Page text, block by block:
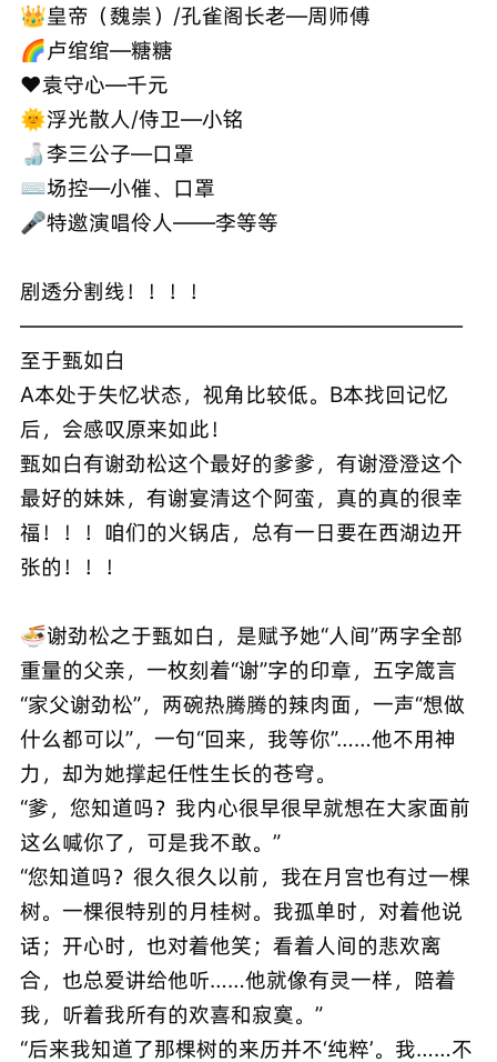
👑皇帝（魏崇）/孔雀阁长老—周师傅
🌈卢绾绾—糖糖
❤️袁守心—千元
🌞浮光散人/侍卫—小铭
🍶李三公子—口罩
⌨️场控—小催、口罩
🎤特邀演唱伶人——李等等
剧透分割线！！！！
—————————————————————
至于甄如白
A本处于失忆状态，视角比较低。B本找回记忆
后，会感叹原来如此！
甄如白有谢劲松这个最好的爹爹，有谢澄澄这个
最好的妹妹，有谢宴清这个阿蛮，真的真的很幸
福！！！咱们的火锅店，总有一日要在西湖边开
张的！！！
🍜谢劲松之于甄如白，是赋予她“人间”两字全部
重量的父亲，一枚刻着“谢”字的印章，五字箴言
“家父谢劲松”，两碗热腾腾的辣肉面，一声“想做
什么都可以”，一句“回来，我等你”……他不用神
力，却为她撑起任性生长的苍穹。
“爹，您知道吗？我内心很早很早就想在大家面前
这么喊你了，可是我不敢。”
“您知道吗？很久很久以前，我在月宫也有过一棵
树。一棵很特别的月桂树。我孤单时，对着他说
话；开心时，也对着他笑；看着人间的悲欢离
合，也总爱讲给他听……他就像有灵一样，陪着
我，听着我所有的欢喜和寂寞。”
“后来我知道了那棵树的来历并不‘纯粹’。我……不